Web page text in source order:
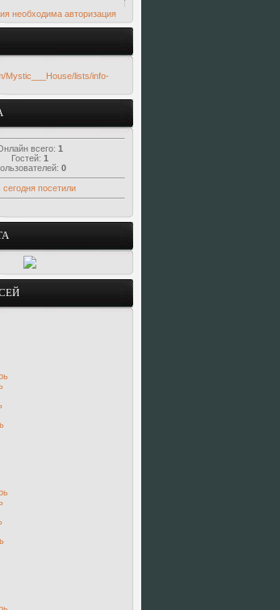
необходима авторизация
Mystic___House/lists/info-
всего: 1
Гостей: 1
0
сегодня посетили